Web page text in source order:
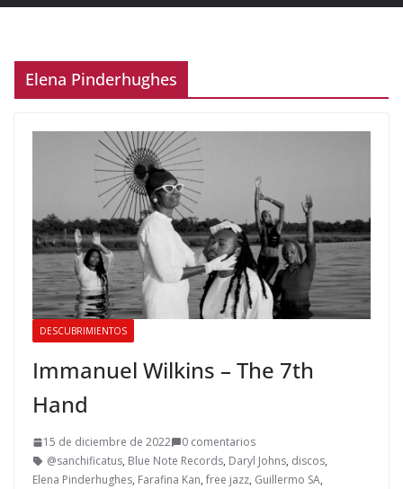
Elena Pinderhughes
DESCUBRIMIENTOS
Immanuel Wilkins – The 7th
Hand
15 de diciembre de 2022
0 comentarios
@sanchificatus, Blue Note Records, Daryl Johns, discos,
Elena Pinderhughes, Farafina Kan, free jazz, Guillermo SA,